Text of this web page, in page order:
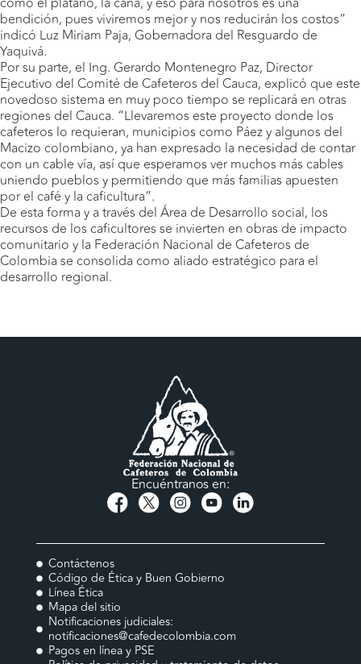
bendición, pues viviremos mejor y nos reducirán los costos”
indicó Luz Miriam Paja, Gobernadora del Resguardo de
Yaquivá.
Por su parte, el Ing. Gerardo Montenegro Paz, Director
Ejecutivo del Comité de Cafeteros del Cauca, explicó que este
novedoso sistema en muy poco tiempo se replicará en otras
regiones del Cauca. “Llevaremos este proyecto donde los
cafeteros lo requieran, municipios como Páez y algunos del
Macizo colombiano, ya han expresado la necesidad de contar
con un cable vía, así que esperamos ver muchos más cables
uniendo pueblos y permitiendo que más familias apuesten
por el café y la caficultura”.
De esta forma y a través del Área de Desarrollo social, los
recursos de los caficultores se invierten en obras de impacto
comunitario y la Federación Nacional de Cafeteros de
Colombia se consolida como aliado estratégico para el
desarrollo regional.
Encuéntranos en:
Contáctenos
Código de Ética y Buen Gobierno
Línea Ética
Mapa del sitio
Notificaciones judiciales:
notificaciones@cafedecolombia.com
Pagos en línea y PSE